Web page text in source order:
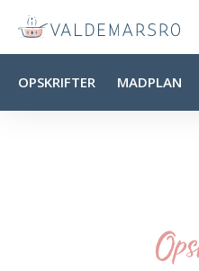
OPSKRIFTER MADPLAN